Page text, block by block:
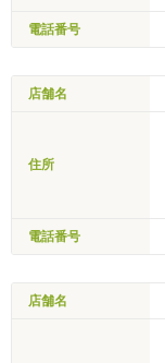
電話番号
店舗名
住所
電話番号
店舗名